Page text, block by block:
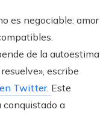
es negociable: amor
de la autoestima
escribe
en Twitter. Este
conquistado a